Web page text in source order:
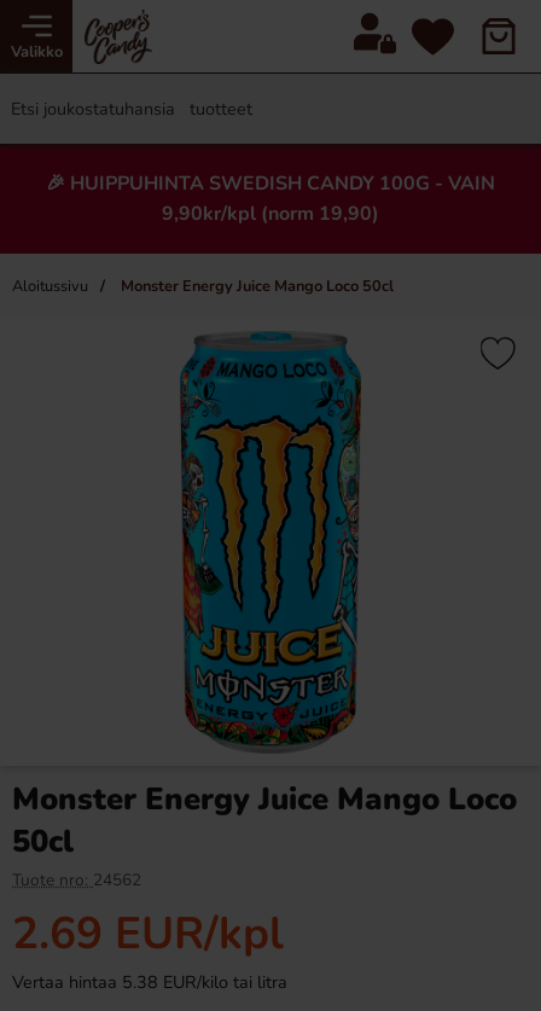
Valikko
🎉 HUIPPUHINTA SWEDISH CANDY 100G - VAIN
9,90kr/kpl (norm 19,90)
Aloitussivu Monster Energy Juice Mango Loco 50cl
×
Ronny & Ragge Buttcracker
Chips Korv med bröd 150g
Ramlösa Kirsikka 33cl
Monster Energy Juice Mango Loco
50cl
Tuote nro: 24562
2.69 EUR/kpl
Vertaa hintaa 5.38 EUR/kilo tai litra